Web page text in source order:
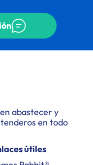
abastecer y
en todo
útiles